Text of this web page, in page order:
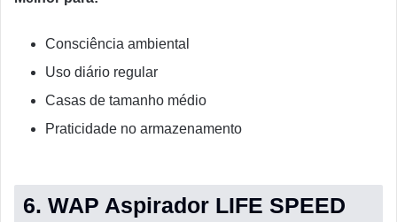
Consciência ambiental
Uso diário regular
Casas de tamanho médio
Praticidade no armazenamento
6. WAP Aspirador LIFE SPEED